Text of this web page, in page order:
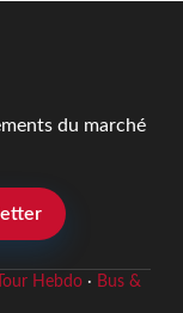
du marché
Tour Hebdo· Bus &